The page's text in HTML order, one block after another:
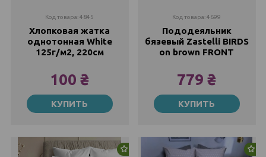
Код товара: 4845
Хлопковая жатка
однотонная White
125г/м2, 220см
100 ₴
Метр
100 ₴ КУПИТЬ
Код товара: 4699
Пододеяльник
бязевый Zastelli BIRDS
on brown FRONT
779 ₴
145х210
Закончился
1081 ₴ 779 ₴
КУПИТЬ